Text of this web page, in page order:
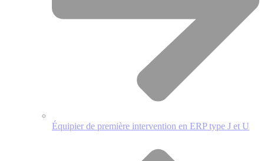
Équipier de première intervention en ERP type J et U